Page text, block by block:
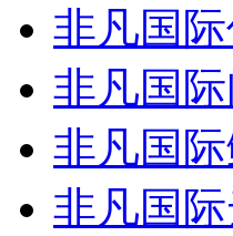
非凡国
非凡国
非凡国
非凡国